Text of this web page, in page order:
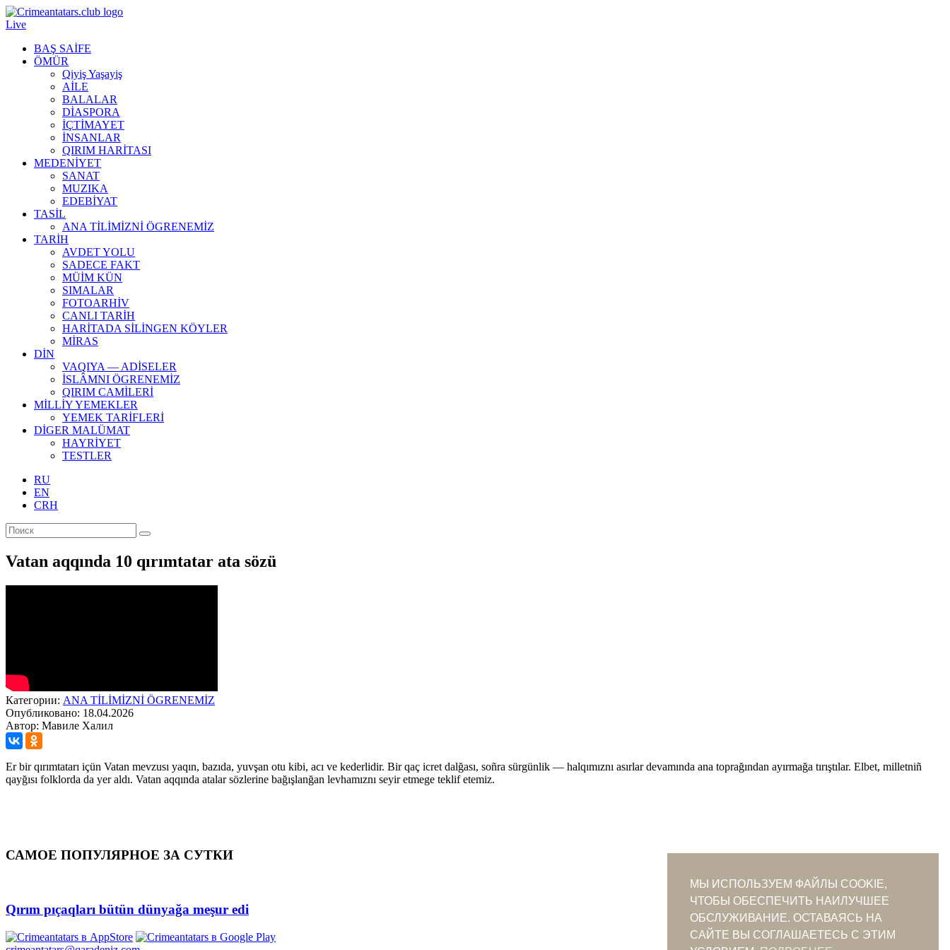
Live
BAŞ SAİFE
ÖMÜR
Qiyiş Yaşayiş
AİLE
BALALAR
DİASPORA
İÇTİMAYET
İNSANLAR
QIRIM HARİTASI
MEDENİYET
SANAT
MUZIKA
EDEBİYAT
TASİL
ANA TİLİMİZNİ ÖGRENEMİZ
TARİH
AVDET YOLU
SADECE FAKT
MÜİM KÜN
SIMАLAR
FOTOARHİV
CANLI TARİH
HARİTADA SİLİNGEN KÖYLER
MİRAS
DİN
VAQIYA — ADİSELER
İSLÂMNI ÖGRENEMİZ
QIRIM CAMİLERİ
MİLLİY YEMEKLER
YEMEK TARİFLERİ
DİGER MALÜMAT
HAYRİYET
TESTLER
RU
EN
CRH
Vatan aqqında 10 qırımtatar ata sözü
Категории: ANA TİLİMİZNİ ÖGRENEMİZ
Опубликовано: 18.04.2026
Автор: Мавиле Халил
Er bir qırımtatarı içün Vatan mevzusı yaqın, bazıda, yuvşan otu kibi, acı ve kederlidir. Bir qaç icret dalğası, soñra sürgünlik — halqımıznı asırlar devamında ana toprağından ayırmağa tırıştılar. Elbet, milletniñ
qayğısı folklorda da yer aldı. Vatan aqqında atalar sözlerine bağışlanğan levhamıznı seyir etmege teklif etemiz.
САМОЕ ПОПУЛЯРНОЕ ЗА СУТКИ
Qırım pıçaqları bütün dünyağa meşur edi
МЫ ИСПОЛЬЗУЕМ ФАЙЛЫ COOKIE,
ЧТОБЫ ОБЕСПЕЧИТЬ НАИЛУЧШЕЕ
ОБСЛУЖИВАНИЕ. ОСТАВАЯСЬ НА
САЙТЕ ВЫ СОГЛАШАЕТЕСЬ С ЭТИМ